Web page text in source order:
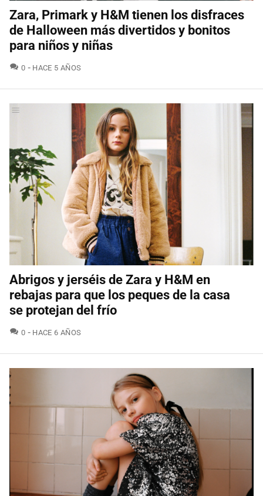
Zara, Primark y H&M tienen los disfraces
de Halloween más divertidos y bonitos
para niños y niñas
0 COMENTARIOS
HACE 5 AÑOS
Abrigos y jerséis de Zara y H&M en
rebajas para que los peques de la casa
se protejan del frío
0 COMENTARIOS
HACE 6 AÑOS